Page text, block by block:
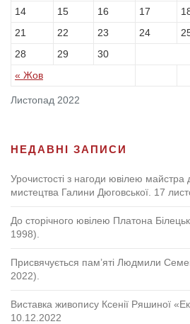
Листопад 2022
« Жов
14
15 16 17
21
22 23 24
28
29 30
НЕДАВНІ ЗАПИСИ
Урочистості з нагоди ювілею майстра
мистецтва Галини Дюговської. 17
До сторічного ювілею Платона
1998).
Присвячується пам’яті Людмили
2022).
Виставка живопису Ксенії Ряшиної
10.12.2022